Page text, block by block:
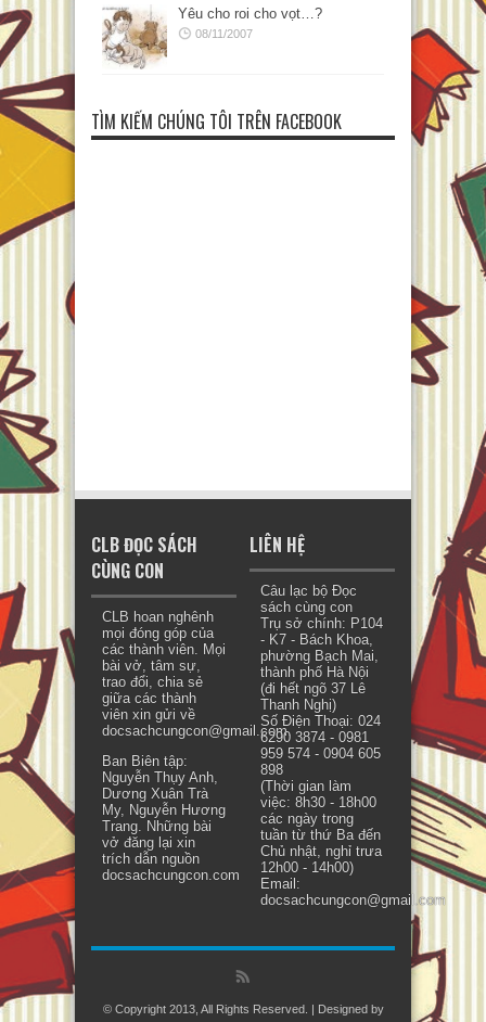
Yêu cho roi cho vọt…?
08/11/2007
TÌM KIẾM CHÚNG TÔI TRÊN FACEBOOK
CLB ĐỌC SÁCH
CÙNG CON
CLB hoan nghênh
mọi đóng góp của
các thành viên. Mọi
bài vở, tâm sự,
trao đổi, chia sẻ
giữa các thành
viên xin gửi về
docsachcungcon@gmail.com.
Ban Biên tập:
Nguyễn Thụy Anh,
Dương Xuân Trà
My, Nguyễn Hương
Trang. Những bài
vở đăng lại xin
trích dẫn nguồn
docsachcungcon.com
LIÊN HỆ
Câu lạc bộ Đọc
sách cùng con
Trụ sở chính: P104
- K7 - Bách Khoa,
phường Bạch Mai,
thành phố Hà Nội
(đi hết ngõ 37 Lê
Thanh Nghị)
Số Điện Thoại: 024
6290 3874 - 0981
959 574 - 0904 605
898
(Thời gian làm
việc: 8h30 - 18h00
các ngày trong
tuần từ thứ Ba đến
Chủ nhật, nghỉ trưa
12h00 - 14h00)
Email:
docsachcungcon@gmail.com
© Copyright 2013, All Rights Reserved. | Designed by